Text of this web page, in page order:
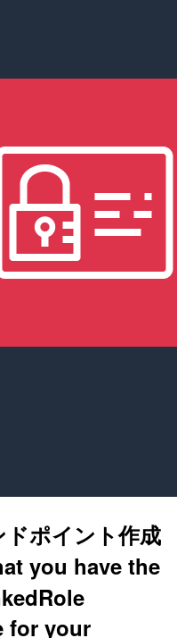
ポイント作成
you have the
for your